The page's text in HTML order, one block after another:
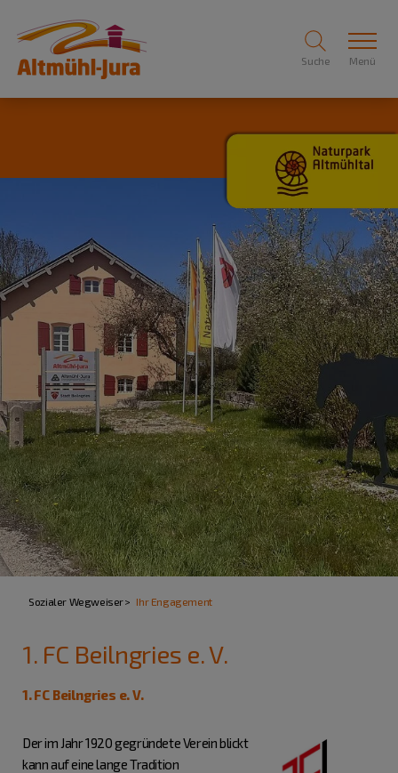
Suche Menü
Sozialer Wegweiser Ihr Engagement
1. FC Beilngries e. V.
1. FC Beilngries e. V.
Der im Jahr 1920 gegründete Verein blickt
kann auf eine lange Tradition